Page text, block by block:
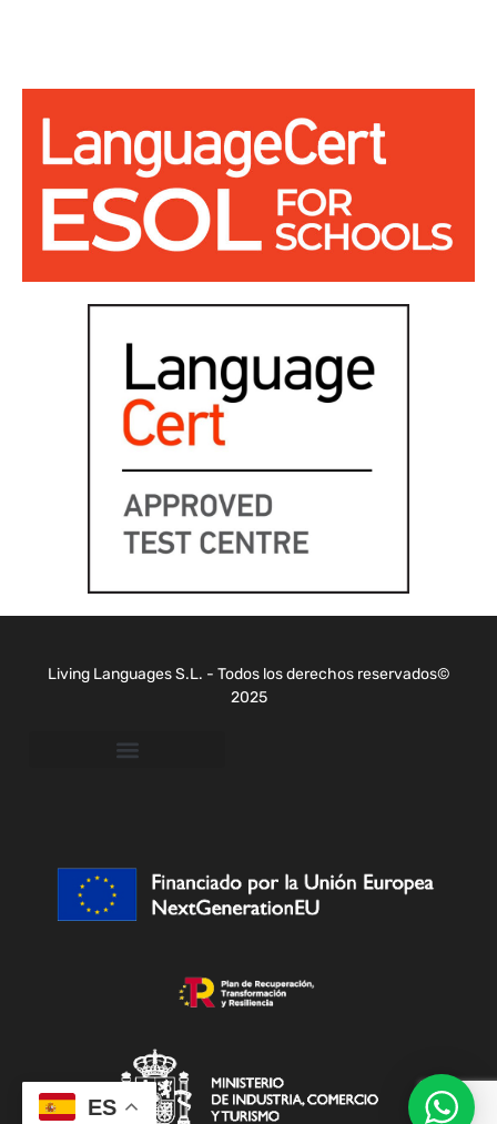
Living Languages S.L. - Todos los derechos reservados©
2025
ES